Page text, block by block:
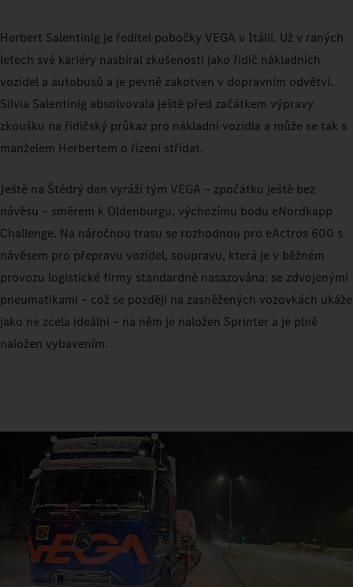
Herbert Salentinig je ředitel pobočky VEGA v Itálii. Už v raných
letech své kariéry nasbíral zkušenosti jako řidič nákladních
vozidel a autobusů a je pevně zakotven v dopravním odvětví.
Silvia Salentinig absolvovala ještě před začátkem výpravy
zkoušku na řidičský průkaz pro nákladní vozidla a může se tak s
manželem Herbertem o řízení střídat.
Ještě na Štědrý den vyráží tým VEGA – zpočátku ještě bez
návěsu – směrem k Oldenburgu, výchozímu bodu eNordkapp
Challenge. Na náročnou trasu se rozhodnou pro eActros 600 s
návěsem pro přepravu vozidel, soupravu, která je v běžném
provozu logistické firmy standardně nasazována: se zdvojenými
pneumatikami – což se později na zasněžených vozovkách ukáže
jako ne zcela ideální – na něm je naložen Sprinter a je plně
naložen vybavením.